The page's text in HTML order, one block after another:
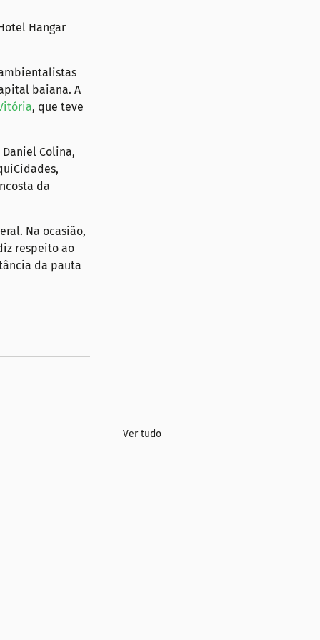
Hangar
baiana. A
, que teve
Colina,
da
Na ocasião,
respeito ao
da pauta
Ver tudo